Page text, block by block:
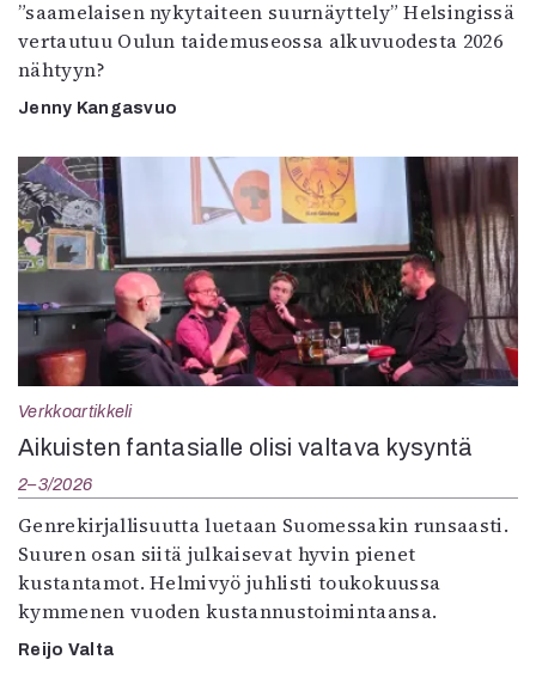
”saamelaisen nykytaiteen suurnäyttely” Helsingissä
vertautuu Oulun taidemuseossa alkuvuodesta 2026
nähtyyn?
Jenny Kangasvuo
Verkkoartikkeli
Aikuisten fantasialle olisi valtava kysyntä
2–3/2026
Genrekirjallisuutta luetaan Suomessakin runsaasti.
Suuren osan siitä julkaisevat hyvin pienet
kustantamot. Helmivyö juhlisti toukokuussa
kymmenen vuoden kustannustoimintaansa.
Reijo Valta